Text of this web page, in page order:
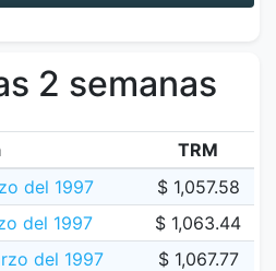
2 semanas
TRM
del 1997
$ 1,057.58
del 1997
$ 1,063.44
del 1997
$ 1,067.77